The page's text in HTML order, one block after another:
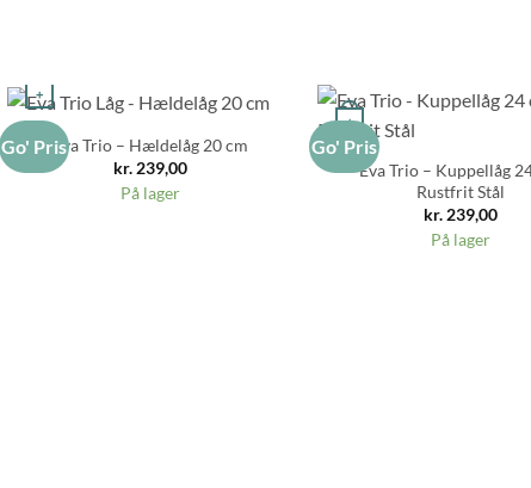
Go' Pris
+
Eva Trio – Hældelåg 20 cm
kr. 239,00
På lager
Go' Pris
+
Eva Trio – Kuppellåg
Rustfrit Stål
kr. 239,00
På lager